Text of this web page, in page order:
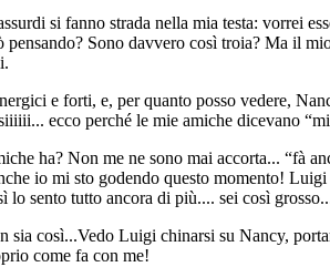
si fanno strada nella mia testa: vorrei
Sono davvero così troia? Ma il
e forti, e, per quanto posso vedere,
ecco perché le mie amiche dicevano
ha? Non me ne sono mai accorta... “fà
io mi sto godendo questo momento!
lo sento tutto ancora di più.... sei così
sia così...Vedo Luigi chinarsi su Nancy,
come fa con me!